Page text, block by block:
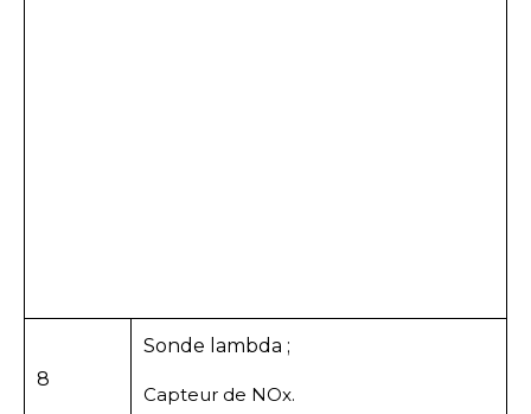
8
Sonde lambda ;
Capteur de NOx.